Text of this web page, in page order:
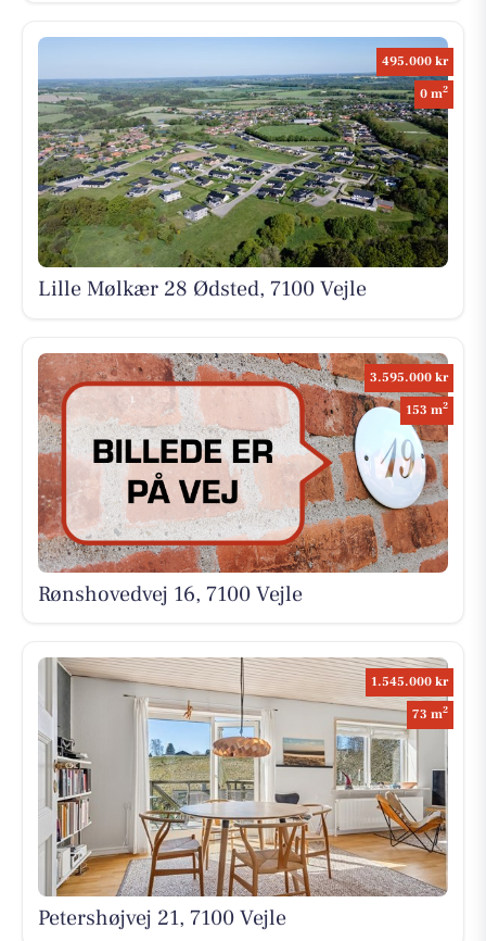
495.000 kr
0 m2
Lille Mølkær 28 Ødsted, 7100 Vejle
3.595.000 kr
153 m2
Rønshovedvej 16, 7100 Vejle
1.545.000 kr
73 m2
Petershøjvej 21, 7100 Vejle